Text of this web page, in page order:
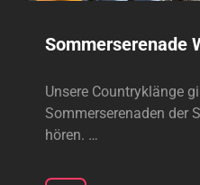
Sommerserenade
Unsere Countryklänge
Sommerserenaden der
hören. …